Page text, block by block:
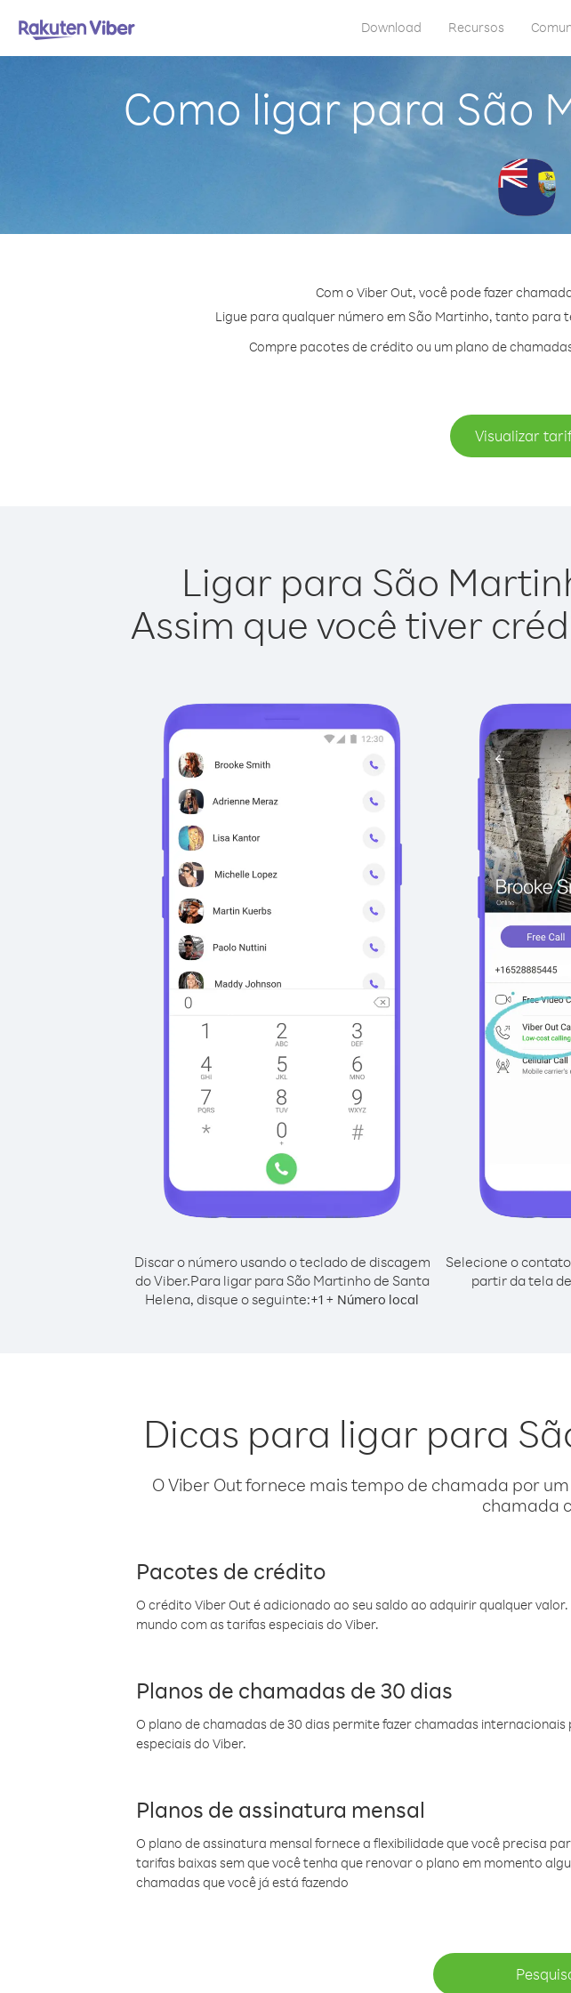
Download Recursos
Como ligar para São
Com o Viber Out, você pode fazer
Ligue para qualquer número em São Martinho, tanto para
Compre pacotes de crédito ou um plano de
Visualizar
Ligar para São
Assim que você tiver
Discar o número usando o teclado de discagem
do Viber.Para ligar para São Martinho de Santa
Helena, disque o seguinte:+1 + Número local
Selecione o
partir da tela
Dicas para ligar para
O Viber Out fornece mais tempo de chamada por
chamada
Pacotes de crédito
O crédito Viber Out é adicionado ao seu saldo ao adquirir qualquer
mundo com as tarifas especiais do Viber.
Planos de chamadas de 30 dias
O plano de chamadas de 30 dias permite fazer chamadas
especiais do Viber.
Planos de assinatura mensal
O plano de assinatura mensal fornece a flexibilidade que você precisa
tarifas baixas sem que você tenha que renovar o plano em momento
chamadas que você já está fazendo